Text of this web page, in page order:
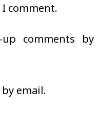
comment.
comments by
email.